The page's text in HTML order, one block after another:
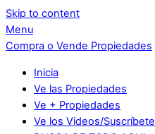
Skip to content
Menu
Compra o Vende Propiedades
Inicia
Ve las Propiedades
Ve + Propiedades
Ve los Videos/Suscríbete